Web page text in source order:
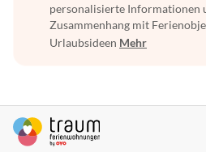
personalisierte Informationen
Zusammenhang mit
Urlaubsideen Mehr